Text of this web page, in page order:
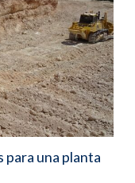
una planta